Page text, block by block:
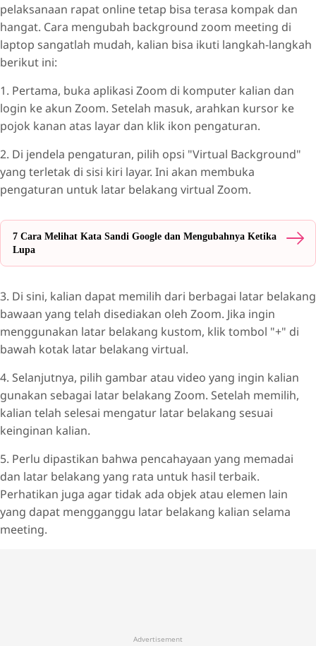
pelaksanaan rapat online tetap bisa terasa kompak dan
hangat. Cara mengubah background zoom meeting di
laptop sangatlah mudah, kalian bisa ikuti langkah-langkah
berikut ini:
1. Pertama, buka aplikasi Zoom di komputer kalian dan
login ke akun Zoom. Setelah masuk, arahkan kursor ke
pojok kanan atas layar dan klik ikon pengaturan.
2. Di jendela pengaturan, pilih opsi "Virtual Background"
yang terletak di sisi kiri layar. Ini akan membuka
pengaturan untuk latar belakang virtual Zoom.
7 Cara Melihat Kata Sandi Google dan Mengubahnya Ketika
Lupa
3. Di sini, kalian dapat memilih dari berbagai latar belakang
bawaan yang telah disediakan oleh Zoom. Jika ingin
menggunakan latar belakang kustom, klik tombol "+" di
bawah kotak latar belakang virtual.
4. Selanjutnya, pilih gambar atau video yang ingin kalian
gunakan sebagai latar belakang Zoom. Setelah memilih,
kalian telah selesai mengatur latar belakang sesuai
keinginan kalian.
5. Perlu dipastikan bahwa pencahayaan yang memadai
dan latar belakang yang rata untuk hasil terbaik.
Perhatikan juga agar tidak ada objek atau elemen lain
yang dapat mengganggu latar belakang kalian selama
meeting.
Advertisement